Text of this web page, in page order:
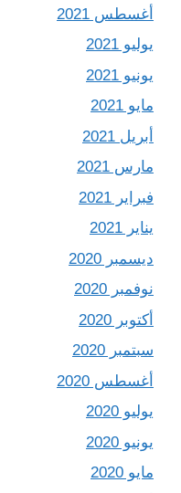
أغسطس 2021
يوليو 2021
يونيو 2021
مايو 2021
أبريل 2021
مارس 2021
فبراير 2021
يناير 2021
ديسمبر 2020
نوفمبر 2020
أكتوبر 2020
سبتمبر 2020
أغسطس 2020
يوليو 2020
يونيو 2020
مايو 2020